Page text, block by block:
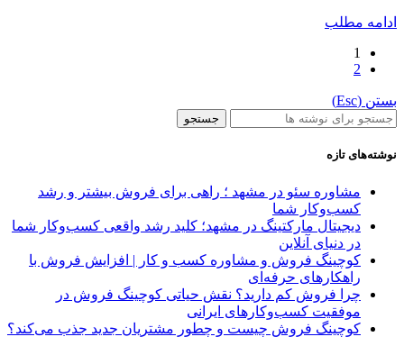
ادامه مطلب
1
2
بستن (Esc)
جستجو
نوشته‌های تازه
مشاوره سئو در مشهد ؛ راهی برای فروش بیشتر و رشد
کسب‌وکار شما
دیجیتال مارکتینگ در مشهد؛ کلید رشد واقعی کسب‌وکار شما
در دنیای آنلاین
کوچینگ فروش و مشاوره کسب‌ و کار | افزایش فروش با
راهکارهای حرفه‌ای
چرا فروش کم دارید؟ نقش حیاتی کوچینگ فروش در
موفقیت کسب‌وکارهای ایرانی
کوچینگ فروش چیست و چطور مشتریان جدید جذب می‌کند؟